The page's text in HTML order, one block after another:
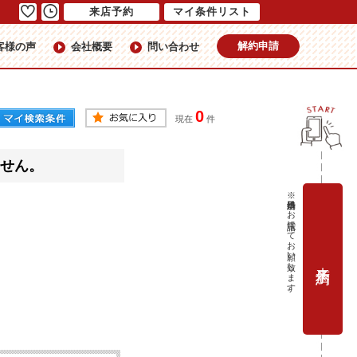
様の声 会社概要 問い合わせ 解約申請
現在 0 件
ん。
来店予約 マイ条件リスト
※当日予約はお電話にてお願い致します。